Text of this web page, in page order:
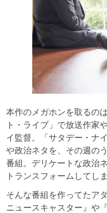
本作のメガホンを取るの
ト・ライブ」で放送作家
イ監督。「サタデー・ナ
や政治ネタを、その週の
番組。デリケートな政治
トランスフォームしてし
そんな番組を作ってたア
ニュースキャスター』や